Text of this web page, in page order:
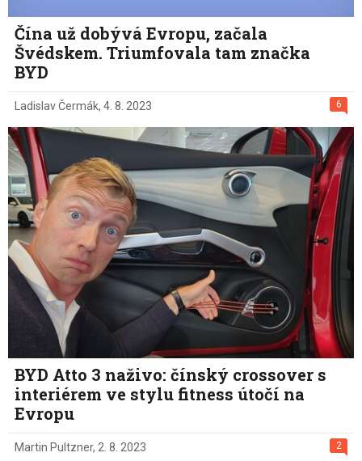
Čína už dobývá Evropu, začala
Švédskem. Triumfovala tam značka
BYD
6
Ladislav Čermák, 4. 8. 2023
BYD Atto 3 naživo: čínský crossover s
interiérem ve stylu fitness útočí na
Evropu
2
Martin Pultzner, 2. 8. 2023